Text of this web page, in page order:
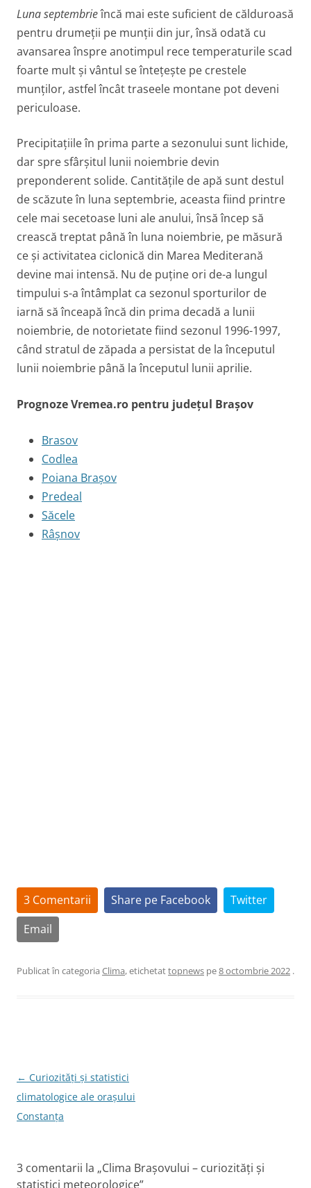
Luna septembrieîncă mai este suficient de călduroasă
pentru drumeții pe munții din jur, însă odată cu
avansarea înspre anotimpul rece temperaturile scad
foarte mult și vântul se întețește pe crestele
munților, astfel încât traseele montane pot deveni
periculoase.
Precipitațiile în prima parte a sezonului sunt lichide,
dar spre sfârșitul lunii noiembrie devin
preponderent solide. Cantitățile de apă sunt destul
de scăzute în luna septembrie, aceasta fiind printre
cele mai secetoase luni ale anului, însă încep să
crească treptat până în luna noiembrie, pe măsură
ce și activitatea ciclonică din Marea Mediterană
devine mai intensă. Nu de puține ori de-a lungul
timpului s-a întâmplat ca sezonul sporturilor de
iarnă să înceapă încă din prima decadă a lunii
noiembrie, de notorietate fiind sezonul 1996-1997,
când stratul de zăpada a persistat de la începutul
lunii noiembrie până la începutul lunii aprilie.
Prognoze Vremea.ro pentru județul Brașov
Brasov
Codlea
Poiana Brașov
Predeal
Săcele
Râșnov
3 Comentarii Share pe Facebook
Twitter
Email
Publicat în categoria Clima, etichetattopnews pe8 octombrie 2022 .
Navigare
în
articole
← Curiozități și statistici
climatologice ale orașului
Constanța
3 comentarii la „Clima Brașovului – curiozități și
statistici meteorologice”